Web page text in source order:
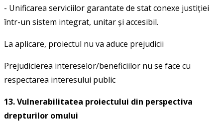
- Unificarea serviciilor garantate de stat conexe justiției
într-un sistem integrat, unitar și accesibil.
La aplicare, proiectul nu va aduce prejudicii
Prejudicierea intereselor/beneficiilor nu se face cu
respectarea interesului public
13. Vulnerabilitatea proiectului din perspectiva
drepturilor omului